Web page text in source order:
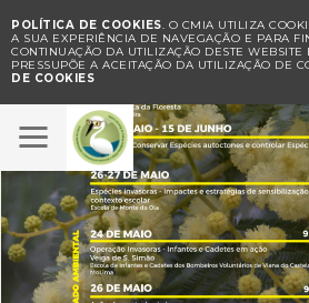
POLÍTICA DE COOKIES. O CMIA UTILIZA
A SUA EXPERIÊNCIA DE NAVEGAÇÃO E PARA
CONTINUAÇÃO DA UTILIZAÇÃO DESTE WEBSITE
PRESSUPÕE A ACEITAÇÃO DA UTILIZAÇÃO DE
DE COOKIES